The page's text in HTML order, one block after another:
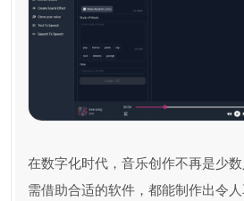
在数字化时代，音乐创作不再是少
需借助合适的软件，都能制作出令